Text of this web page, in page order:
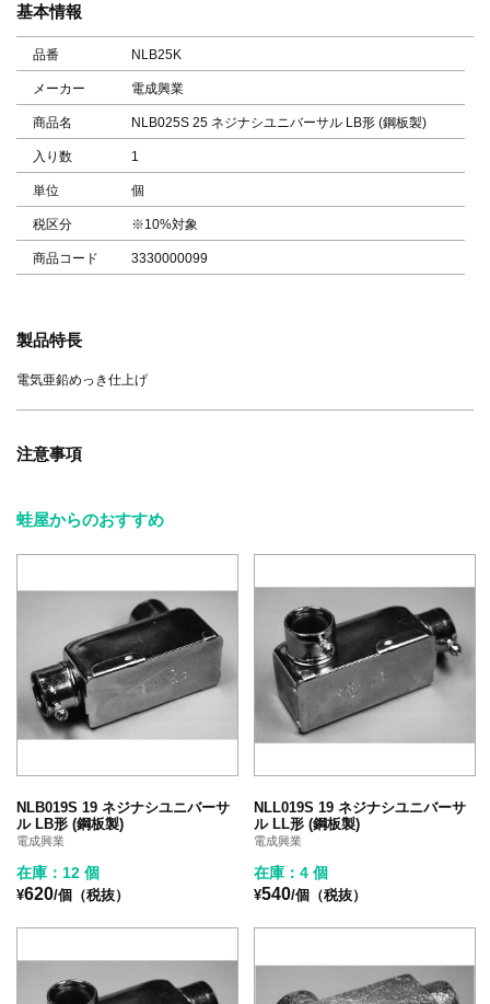
基本情報
品番 NLB25K
メーカー 電成興業
商品名 NLB025S 25 ネジナシユニバーサル LB形 (鋼板製)
入り数 1
単位 個
税区分 ※10%対象
商品コード 3330000099
製品特長
電気亜鉛めっき仕上げ
注意事項
蛙屋からのおすすめ
NLB019S 19 ネジナシユニバーサ
ル LB形 (鋼板製)
電成興業
在庫：12 個
¥620/個（税抜）
NLL019S 19 ネジナシユニバーサ
ル LL形 (鋼板製)
電成興業
在庫：4 個
¥540/個（税抜）